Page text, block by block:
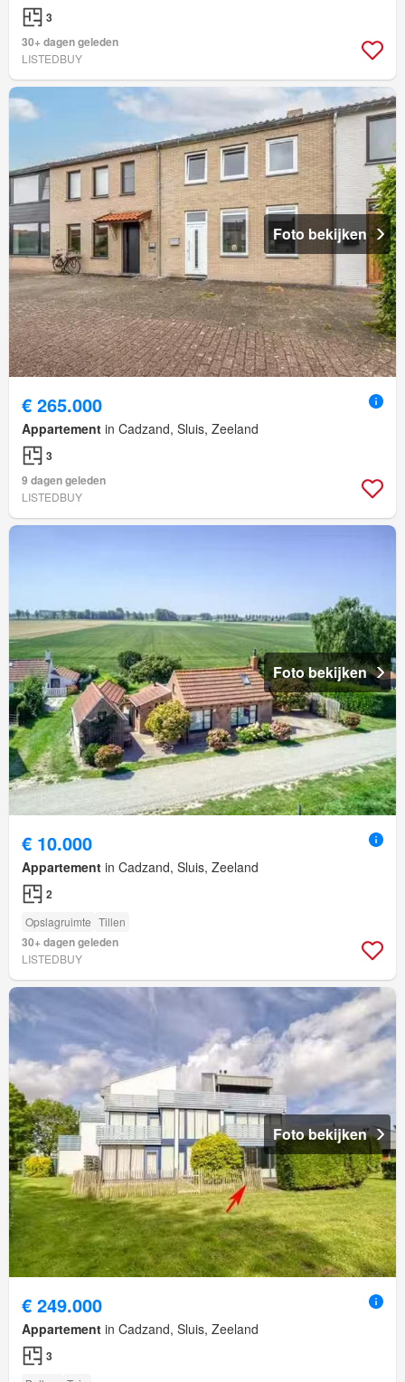
3
30+ dagen geleden
LISTEDBUY
Foto bekijken
€ 265.000
Appartement in Cadzand, Sluis, Zeeland
3
9 dagen geleden
LISTEDBUY
Foto bekijken
€ 10.000
Appartement in Cadzand, Sluis, Zeeland
2
Opslagruimte Tillen
30+ dagen geleden
LISTEDBUY
Foto bekijken
€ 249.000
Appartement in Cadzand, Sluis, Zeeland
3